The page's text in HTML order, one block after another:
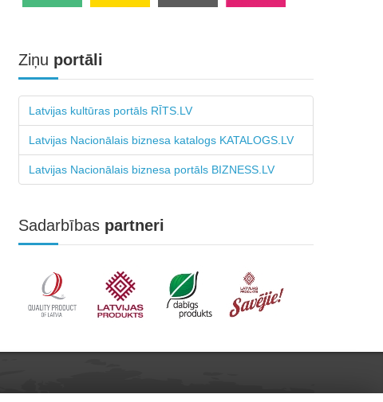
Ziņu portāli
Latvijas kultūras portāls RĪTS.LV
Latvijas Nacionālais biznesa katalogs KATALOGS.LV
Latvijas Nacionālais biznesa portāls BIZNESS.LV
Sadarbības partneri